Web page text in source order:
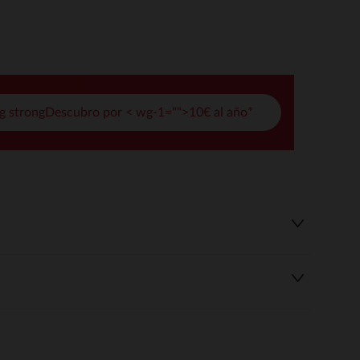
strongDescubro por < wg-1="">10€ al año*